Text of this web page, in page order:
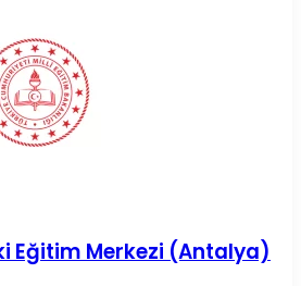
Eğitim Merkezi (Antalya)